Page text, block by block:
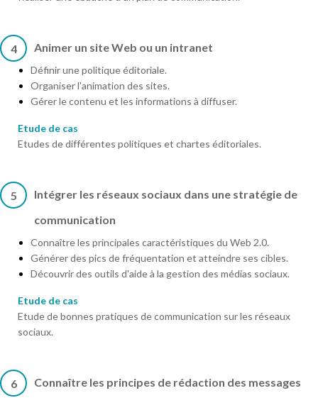
4 Animer un site Web ou un intranet
Définir une politique éditoriale.
Organiser l'animation des sites.
Gérer le contenu et les informations à diffuser.
Etude de cas
Etudes de différentes politiques et chartes éditoriales.
5
Intégrer les réseaux sociaux dans une stratégie de
communication
Connaître les principales caractéristiques du Web 2.0.
Générer des pics de fréquentation et atteindre ses cibles.
Découvrir des outils d'aide à la gestion des médias sociaux.
Etude de cas
Etude de bonnes pratiques de communication sur les réseaux
sociaux.
6
Connaître les principes de rédaction des messages